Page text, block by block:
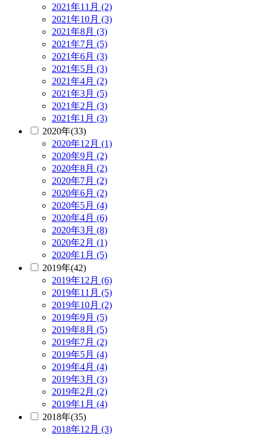
2021年11月 (2)
2021年10月 (3)
2021年8月 (3)
2021年7月 (5)
2021年6月 (3)
2021年5月 (3)
2021年4月 (2)
2021年3月 (5)
2021年2月 (3)
2021年1月 (3)
2020年(33)
2020年12月 (1)
2020年9月 (2)
2020年8月 (2)
2020年7月 (2)
2020年6月 (2)
2020年5月 (4)
2020年4月 (6)
2020年3月 (8)
2020年2月 (1)
2020年1月 (5)
2019年(42)
2019年12月 (6)
2019年11月 (5)
2019年10月 (2)
2019年9月 (5)
2019年8月 (5)
2019年7月 (2)
2019年5月 (4)
2019年4月 (4)
2019年3月 (3)
2019年2月 (2)
2019年1月 (4)
2018年(35)
2018年12月 (3)